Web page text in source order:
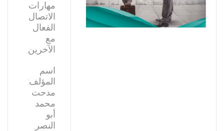
مهارات
الاتصال
الفعال
مع
الآخرين.
اسم
المؤلف:
مدحت
محمد
أبو
النصر.